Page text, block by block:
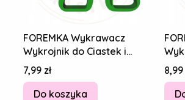
FOREMKA Wykrawacz
Wykrojnik do Ciastek i
Pierników - Zoo Słonik
Słoń 8cm
Cena
7,99 zł
Do koszyka
8,99